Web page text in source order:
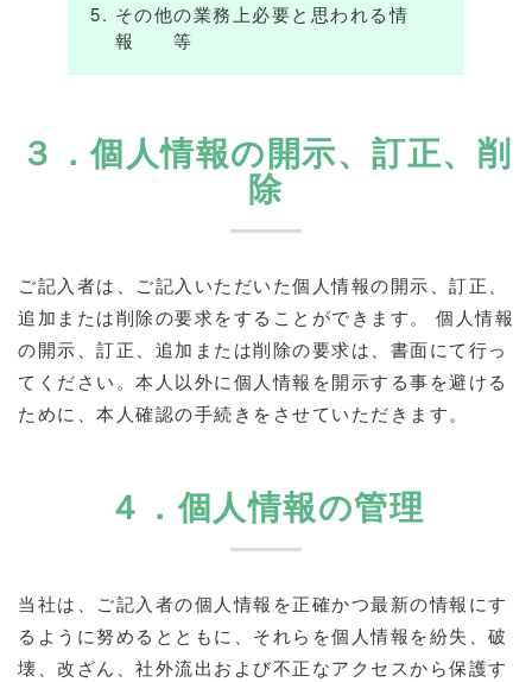
その他の業務上必要と思われる情
報 等
３．個人情報の開示、訂正、削
除
ご記入者は、ご記入いただいた個人情報の開示、訂正、
追加または削除の要求をすることができます。 個人情報
の開示、訂正、追加または削除の要求は、書面にて行っ
てください。本人以外に個人情報を開示する事を避ける
ために、本人確認の手続きをさせていただきます。
４．個人情報の管理
当社は、ご記入者の個人情報を正確かつ最新の情報にす
るように努めるとともに、それらを個人情報を紛失、破
壊、改ざん、社外流出および不正なアクセスから保護す